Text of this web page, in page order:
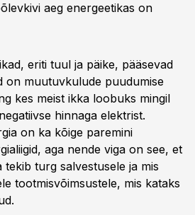
aeg energeetikas on
eriti tuul ja päike, pääsevad
on muutuvkulude puudumise
kes meist ikka loobuks mingil
hinnaga elektrist.
on ka kõige paremini
aga nende viga on see, et
tekib turg salvestusele ja mis
tootmisvõimsustele, mis kataks